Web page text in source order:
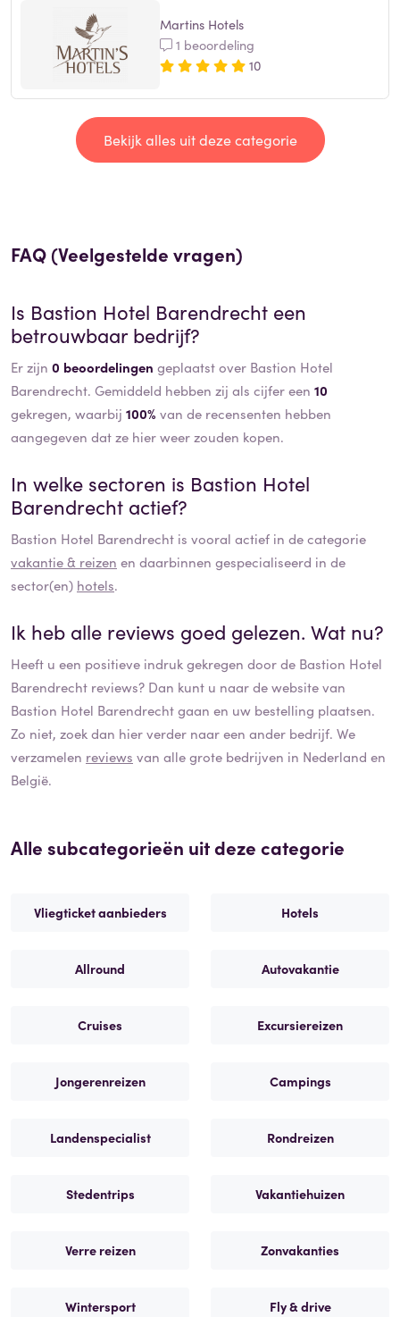
Martins Hotels
1 beoordeling
10
Bekijk alles uit deze categorie
FAQ (Veelgestelde vragen)
Is Bastion Hotel Barendrecht een
betrouwbaar bedrijf?
Er zijn 0 beoordelingen geplaatst over Bastion Hotel
Barendrecht. Gemiddeld hebben zij als cijfer een 10
gekregen, waarbij 100% van de recensenten hebben
aangegeven dat ze hier weer zouden kopen.
In welke sectoren is Bastion Hotel
Barendrecht actief?
Bastion Hotel Barendrecht is vooral actief in de categorie
vakantie & reizen en daarbinnen gespecialiseerd in de
sector(en) hotels.
Ik heb alle reviews goed gelezen. Wat nu?
Heeft u een positieve indruk gekregen door de Bastion Hotel
Barendrecht reviews? Dan kunt u naar de website van
Bastion Hotel Barendrechtgaan en uw bestelling plaatsen.
Zo niet, zoek dan hier verder naar een ander bedrijf. We
verzamelen reviews van alle grote bedrijven in Nederland en
België.
Alle subcategorieën uit deze categorie
Vliegticket aanbieders Hotels
Allround Autovakantie
Cruises Excursiereizen
Jongerenreizen Campings
Landenspecialist Rondreizen
Stedentrips Vakantiehuizen
Verre reizen Zonvakanties
Wintersport Fly & drive